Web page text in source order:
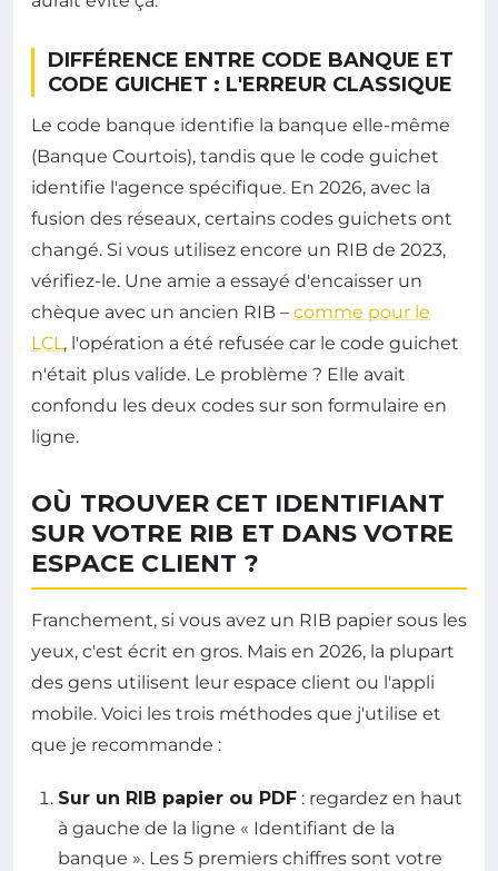
DIFFÉRENCE ENTRE CODE BANQUE ET
CODE GUICHET : L'ERREUR CLASSIQUE
Le code banque identifie la banque elle-même
(Banque Courtois), tandis que le code guichet
identifie l'agence spécifique. En 2026, avec la
fusion des réseaux, certains codes guichets ont
changé. Si vous utilisez encore un RIB de 2023,
vérifiez-le. Une amie a essayé d'encaisser un
chèque avec un ancien RIB – comme pour le
LCL, l'opération a été refusée car le code guichet
n'était plus valide. Le problème ? Elle avait
confondu les deux codes sur son formulaire en
ligne.
OÙ TROUVER CET IDENTIFIANT
SUR VOTRE RIB ET DANS VOTRE
ESPACE CLIENT ?
Franchement, si vous avez un RIB papier sous les
yeux, c'est écrit en gros. Mais en 2026, la plupart
des gens utilisent leur espace client ou l'appli
mobile. Voici les trois méthodes que j'utilise et
que je recommande :
Sur un RIB papier ou PDF : regardez en haut
à gauche de la ligne « Identifiant de la
banque ». Les 5 premiers chiffres sont votre